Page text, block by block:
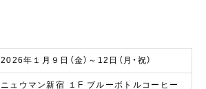
2026年１月９日（金）～12日（月・祝）
ニュウマン新宿 １F ブルーボトルコーヒー